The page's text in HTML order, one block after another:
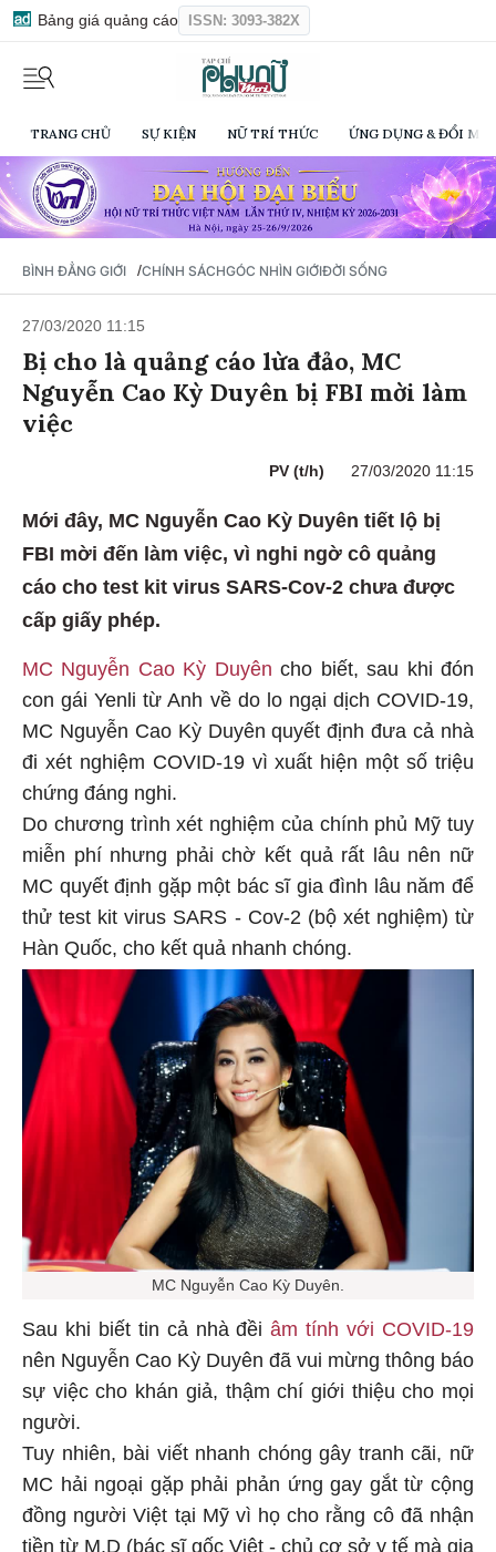
Bảng giá quảng cáo ISSN: 3093-382X
TRANG CHỦ SỰ KIỆN NỮ TRÍ THỨC ỨNG DỤNG & ĐỔI
BÌNH ĐẲNG GIỚI /CHÍNH SÁCHGÓC NHÌN GIỚIĐỜI SỐNG
27/03/2020 11:15
Bị cho là quảng cáo lừa đảo, MC
Nguyễn Cao Kỳ Duyên bị FBI mời làm
việc
PV (t/h) 27/03/2020 11:15
Mới đây, MC Nguyễn Cao Kỳ Duyên tiết lộ bị
FBI mời đến làm việc, vì nghi ngờ cô quảng
cáo cho test kit virus SARS-Cov-2 chưa được
cấp giấy phép.
MC Nguyễn Cao Kỳ Duyêncho biết, sau khi đón
con gái Yenli từ Anh về do lo ngại dịch COVID-19,
MC Nguyễn Cao Kỳ Duyên quyết định đưa cả nhà
đi xét nghiệm COVID-19 vì xuất hiện một số triệu
chứng đáng nghi.
Do chương trình xét nghiệm của chính phủ Mỹ tuy
miễn phí nhưng phải chờ kết quả rất lâu nên nữ
MC quyết định gặp một bác sĩ gia đình lâu năm để
thử test kit virus SARS - Cov-2 (bộ xét nghiệm) từ
Hàn Quốc, cho kết quả nhanh chóng.
MC Nguyễn Cao Kỳ Duyên.
Sau khi biết tin cả nhà đềiâm tính với COVID-19
nên Nguyễn Cao Kỳ Duyên đã vui mừng thông báo
sự việc cho khán giả, thậm chí giới thiệu cho mọi
người.
Tuy nhiên, bài viết nhanh chóng gây tranh cãi, nữ
MC hải ngoại gặp phải phản ứng gay gắt từ cộng
đồng người Việt tại Mỹ vì họ cho rằng cô đã nhận
tiền từ M.D (bác sĩ gốc Việt - chủ cơ sở y tế mà gia